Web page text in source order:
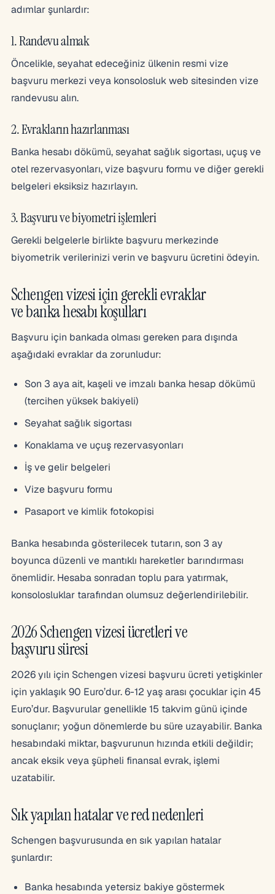
adımlar şunlardır:
1. Randevu almak
Öncelikle, seyahat edeceğiniz ülkenin resmi vize
başvuru merkezi veya konsolosluk web sitesinden vize
randevusu alın.
2. Evrakların hazırlanması
Banka hesabı dökümü, seyahat sağlık sigortası, uçuş ve
otel rezervasyonları, vize başvuru formu ve diğer gerekli
belgeleri eksiksiz hazırlayın.
3. Başvuru ve biyometri işlemleri
Gerekli belgelerle birlikte başvuru merkezinde
biyometrik verilerinizi verin ve başvuru ücretini ödeyin.
Schengen vizesi için gerekli evraklar
ve banka hesabı koşulları
Başvuru için bankada olması gereken para dışında
aşağıdaki evraklar da zorunludur:
Son 3 aya ait, kaşeli ve imzalı banka hesap dökümü
(tercihen yüksek bakiyeli)
Seyahat sağlık sigortası
Konaklama ve uçuş rezervasyonları
İş ve gelir belgeleri
Vize başvuru formu
Pasaport ve kimlik fotokopisi
Banka hesabında gösterilecek tutarın, son 3 ay
boyunca düzenli ve mantıklı hareketler barındırması
önemlidir. Hesaba sonradan toplu para yatırmak,
konsolosluklar tarafından olumsuz değerlendirilebilir.
2026 Schengen vizesi ücretleri ve
başvuru süresi
2026 yılı için Schengen vizesi başvuru ücreti yetişkinler
için yaklaşık 90 Euro’dur. 6-12 yaş arası çocuklar için 45
Euro’dur. Başvurular genellikle 15 takvim günü içinde
sonuçlanır; yoğun dönemlerde bu süre uzayabilir. Banka
hesabındaki miktar, başvurunun hızında etkili değildir;
ancak eksik veya şüpheli finansal evrak, işlemi
uzatabilir.
Sık yapılan hatalar ve red nedenleri
Schengen başvurusunda en sık yapılan hatalar
şunlardır:
Banka hesabında yetersiz bakiye göstermek